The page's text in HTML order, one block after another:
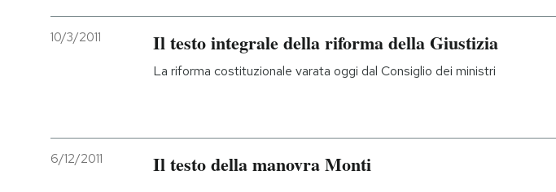
10/3/2011 Il testo integrale della riforma della Giustizia
La riforma costituzionale varata oggi dal Consiglio dei ministri
6/12/2011 Il testo della manovra Monti